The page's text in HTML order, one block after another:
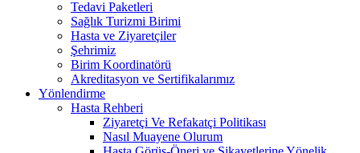
Tedavi Paketleri
Sağlık Turizmi Birimi
Hasta ve Ziyaretçiler
Şehrimiz
Birim Koordinatörü
Akreditasyon ve Sertifikalarımız
Yönlendirme
Hasta Rehberi
Ziyaretçi Ve Refakatçi Politikası
Nasıl Muayene Olurum